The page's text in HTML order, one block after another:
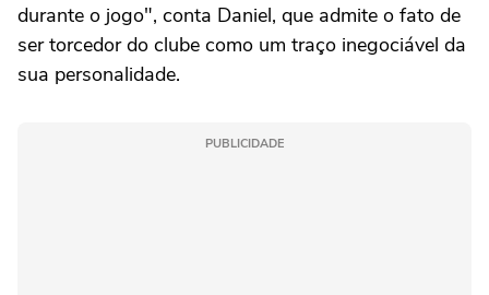
durante o jogo", conta Daniel, que admite o fato de
ser torcedor do clube como um traço inegociável da
sua personalidade.
PUBLICIDADE